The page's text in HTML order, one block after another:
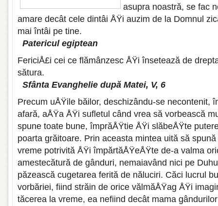
asupra noastră, se fac
amare decât cele dintâi ÅŸi auzim de la Domnul
mai întâi pe tine.
Patericul egiptean
FericiÅ£i cei ce flămânzesc ÅŸi însetează de
sătura.
Sfânta Evanghelie după Matei, V, 6
Precum uÅŸile băilor, deschizându-se necontenit,
afară, aÅŸa ÅŸi sufletul când vrea să vorbească
spune toate bune, împrăÅŸtie ÅŸi slăbeÅŸte
poarta grăitoare. Prin aceasta mintea uită să
vreme potrivită ÅŸi împărtăÅŸeÅŸte de-a valma
amestecătură de gânduri, nemaiavând nici pe
păzească cugetarea ferită de năluciri. Căci lucrul
vorbăriei, fiind străin de orice vălmăÅŸag ÅŸi
tăcerea la vreme, ea nefiind decât mama